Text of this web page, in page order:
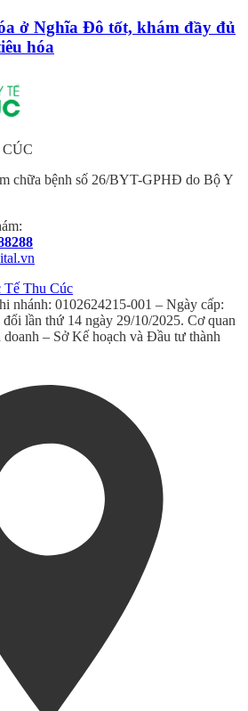
ở Nghĩa Đô tốt, khám đầy đủ
hóa
chữa bệnh số 26/BYT-GPHĐ do Bộ Y
Tế Thu Cúc
nhánh: 0102624215-001 – Ngày cấp:
lần thứ 14 ngày 29/10/2025. Cơ quan
– Sở Kế hoạch và Đầu tư thành